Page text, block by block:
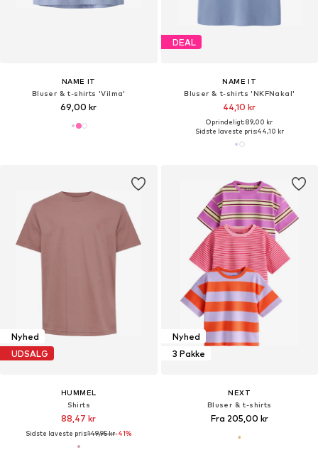
NAME IT
Bluser & t-shirts 'Vilma'
69,00 kr
DEAL
NAME IT
Bluser & t-shirts 'NKFNakal'
44,10 kr
Oprindeligt: 89,00 kr
Sidste laveste pris:44,10 kr
Nyhed
UDSALG
HUMMEL
Shirts
88,47 kr
Sidste laveste pris:149,95 kr-41%
Nyhed
3 Pakke
NEXT
Bluser & t-shirts
Fra 205,00 kr